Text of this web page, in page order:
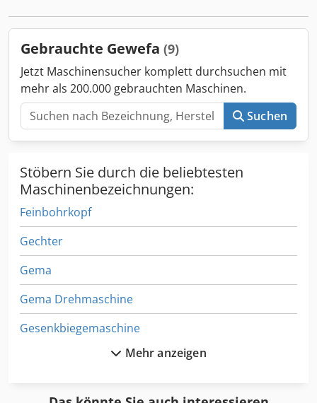
Spannbereich: Ø1 – 13 mm Dcedpsxizbfjfx Ab Sek .
Baujahr: 2007 . Zustand: gebraucht, sehr gut – technisch
einwandfrei ✅ Vorteile: . Präzise Ausführung – hohe
Rundlaufgenauigkeit und Werkzeugstabilität .
Originalprodukt aus Deutschland – keine China-Kopie .
Ideal für die Serienproduktion und präzise Bearbeitung .
Sofort einsatzbereit. Preis gilt pro Stück.
Gebrauchte Gewefa (9)
Jetzt Maschinensucher komplett durchsuchen mit
mehr als 200.000 gebrauchten Maschinen.
Suchen
Stöbern Sie durch die beliebtesten
Maschinenbezeichnungen:
Feinbohrkopf
Gechter
Gema
Gema Drehmaschine
Gesenkbiegemaschine
Mehr anzeigen